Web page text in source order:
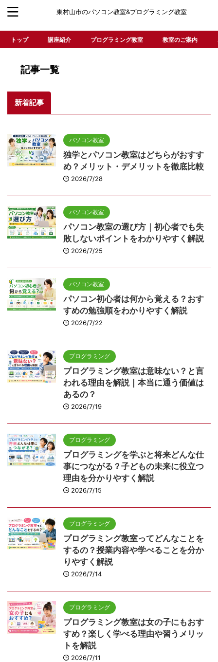
東村山市のパソコン教室&プログラミング教室
トップ 講座紹介 プログラミング教室 教室のご案内
記事一覧
新着記事
パソコン教室
独学とパソコン教室はどちらがおすす
め？メリット・デメリットを徹底比較
2026/7/28
パソコン教室
パソコン教室の選び方｜初心者でも失
敗しないポイントをわかりやすく解説
2026/7/25
パソコン教室
パソコン初心者は何から覚える？おす
すめの勉強順をわかりやすく解説
2026/7/22
プログラミング
プログラミング教室は意味ない？と言
われる理由を解説｜本当に通う価値は
あるの？
2026/7/19
プログラミング
プログラミングを学ぶと将来どんな仕
事につながる？子どもの未来に役立つ
理由を分かりやすく解説
2026/7/15
プログラミング
プログラミング教室ってどんなことを
するの？授業内容や学べることを分か
りやすく解説
2026/7/14
プログラミング
プログラミング教室は女の子にもおす
すめ？楽しく学べる理由や習うメリッ
トを解説
2026/7/11